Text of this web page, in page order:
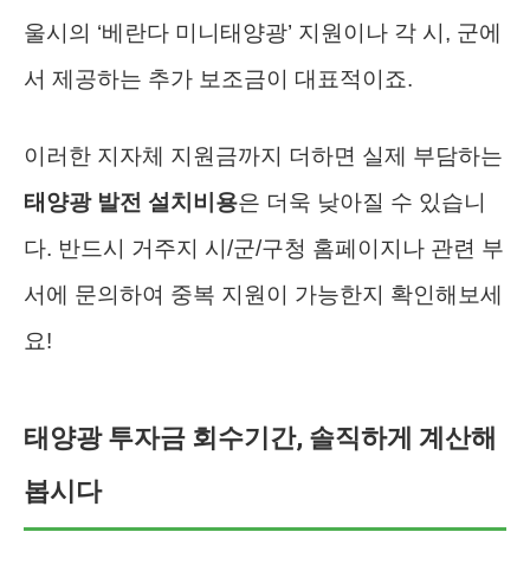
울시의 ‘베란다 미니태양광’ 지원이나 각 시, 군에
서 제공하는 추가 보조금이 대표적이죠.
이러한 지자체 지원금까지 더하면 실제 부담하는
태양광 발전 설치비용은 더욱 낮아질 수 있습니
다. 반드시 거주지 시/군/구청 홈페이지나 관련 부
서에 문의하여 중복 지원이 가능한지 확인해보세
요!
태양광 투자금 회수기간, 솔직하게 계산해
봅시다